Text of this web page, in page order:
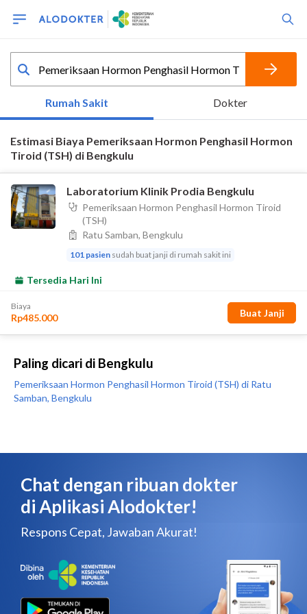
Paling dicari di Bengkulu
Pemeriksaan Hormon Penghasil Hormon Tiroid (TSH) di Ratu
Samban, Bengkulu